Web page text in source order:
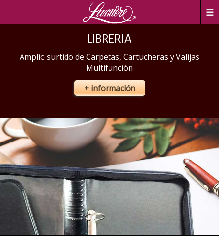
☰
LIBRERIA
Amplio surtido de Carpetas, Cartucheras y Valijas
Multifunción
+ información